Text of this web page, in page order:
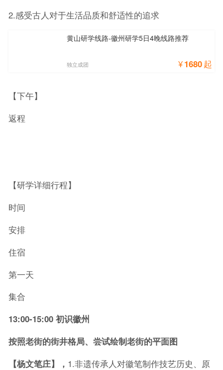
2.感受古人对于生活品质和舒适性的追求
黄山研学线路-徽州研学5日4晚线路推荐
¥1680起
独立成团
【下午】
返程
【研学详细行程】
时间
安排
住宿
第一天
集合
13:00-15:00 初识徽州
按照老街的街井格局、尝试绘制老街的平面图
【杨文笔庄】， 1.非遗传承人对徽笔制作技艺历史、原